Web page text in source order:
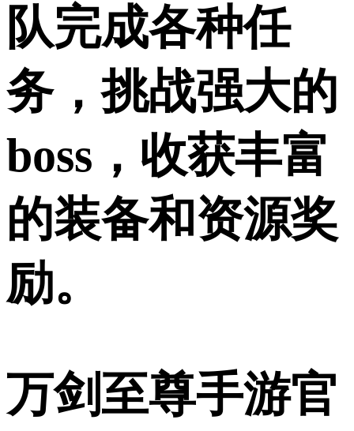
队完成各种任
务，挑战强大的
boss，收获丰富
的装备和资源奖
励。
万剑至尊手游官